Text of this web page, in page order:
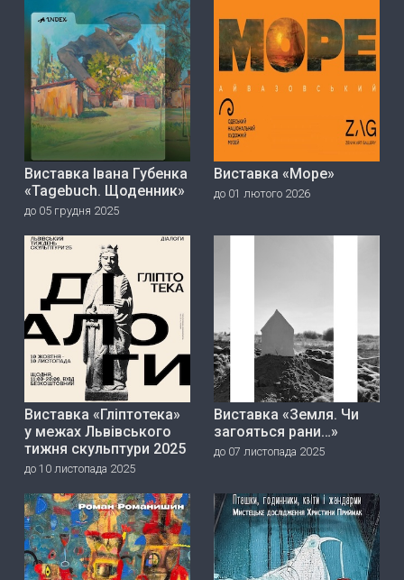
Виставка Івана Губенка
«Tagebuch. Щоденник»
до 05 грудня 2025
Виставка «Море»
до 01 лютого 2026
Виставка «Гліптотека»
у межах Львівського
тижня скульптури 2025
до 10 листопада 2025
Виставка «Земля. Чи
загояться рани…»
до 07 листопада 2025